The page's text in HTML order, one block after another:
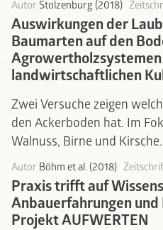
Autor Stolzenburg (2018)
Auswirkungen der
Baumarten auf den
landwirtschaftlichen
Zwei Versuche zeigen
den Ackerboden hat. Im
Walnuss, Birne und Kirsche.
Autor Böhm et al. (2018)
Praxis trifft auf
Anbauerfahrungen und
Projekt AUFWERTEN